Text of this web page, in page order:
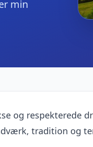
min
og respekterede
tradition og